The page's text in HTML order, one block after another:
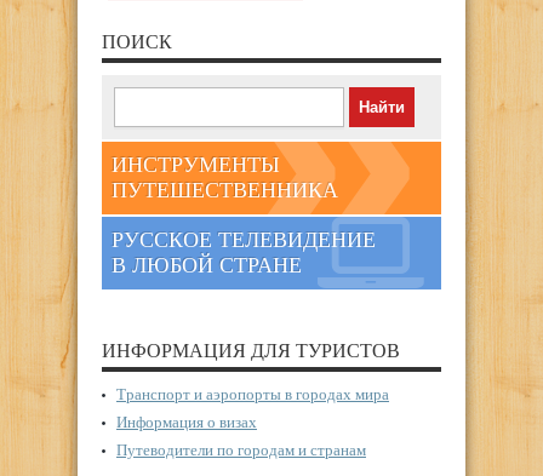
ПОИСК
ИНСТРУМЕНТЫ
ПУТЕШЕСТВЕННИКА
РУССКОЕ ТЕЛЕВИДЕНИЕ
В ЛЮБОЙ СТРАНЕ
ИНФОРМАЦИЯ ДЛЯ ТУРИСТОВ
Транспорт и аэропорты в городах мира
Информация о визах
Путеводители по городам и странам